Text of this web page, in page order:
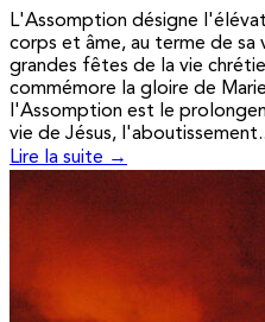
L'Assomption désigne
corps et âme, au terme de
grandes fêtes de la vie
commémore la gloire de
l'Assomption est le
vie de Jésus,
Lire la suite →